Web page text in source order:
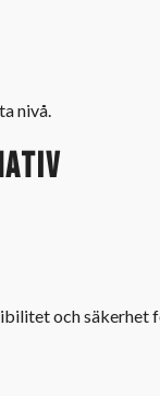
nivå.
och säkerhet